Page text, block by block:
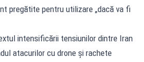
pregătite pentru utilizare „dacă va fi
intensificării tensiunilor dintre Iran
atacurilor cu drone și rachete